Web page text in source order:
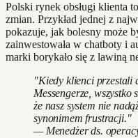
Polski rynek obsługi klienta
zmian. Przykład jednej z
pokazuje, jak bolesny może
zainwestowała w chatboty i
marki borykało się z lawiną
"Kiedy klienci przestali
Messengerze, wszystko
że nasz system nie
synonimem frustracji."
— Menedżer ds.